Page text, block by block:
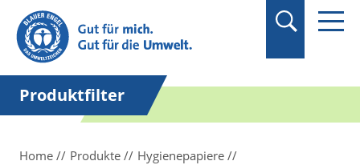
Suchbegriff in
Anführungszeichen
setzen.
Produktfilter
Home Produkte
Hygienepapiere